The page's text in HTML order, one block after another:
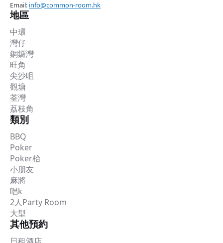
Email: info@common-room.hk
地區
中環
灣仔
銅鑼灣
旺角
尖沙咀
觀塘
荃灣
荔枝角
類別
BBQ
Poker
Poker枱
小朋友
麻將
唱k
2人Party Room
大型
其他預約